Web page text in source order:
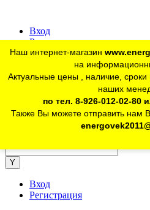
Вход
Регистрация
Для юр. лиц:
telegram Розничный
Наш интернет-магазин
на
Актуальные цены , наличие, сроки
наших
по тел. 8-926-012-02-80
Также Вы можете отправить нам
Вход
Регистрация